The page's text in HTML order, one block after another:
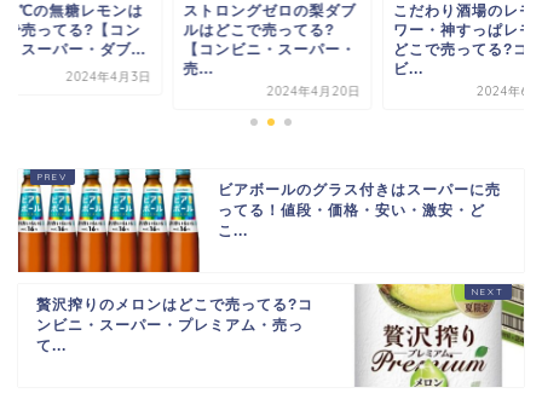
の無糖レモンは
で売ってる?【コン
・スーパー・ダブ...
2024年4月3日
ストロングゼロの梨ダブ
ルはどこで売ってる?
【コンビニ・スーパー・
売...
2024年4月20日
こだわり酒場のレモ
ワー・神すっぱレモ
どこで売ってる?コ
ビ...
2024年6
ビアボールのグラス付きはスーパーに売
ってる！値段・価格・安い・激安・ど
こ...
贅沢搾りのメロンはどこで売ってる?コ
ンビニ・スーパー・プレミアム・売っ
て...